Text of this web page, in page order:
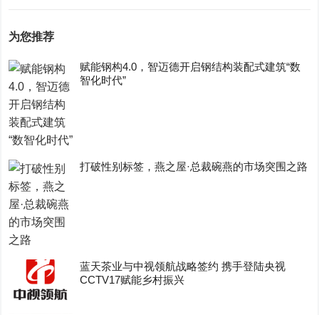
为您推荐
赋能钢构4.0，智迈德开启钢结构装配式建筑“数
智化时代”
打破性别标签，燕之屋·总裁碗燕的市场突围之路
蓝天茶业与中视领航战略签约 携手登陆央视
CCTV17赋能乡村振兴